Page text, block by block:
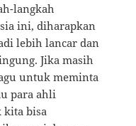
langkah
ini, diharapkan
lebih lancar dan
Jika masih
untuk meminta
para ahli
kita bisa